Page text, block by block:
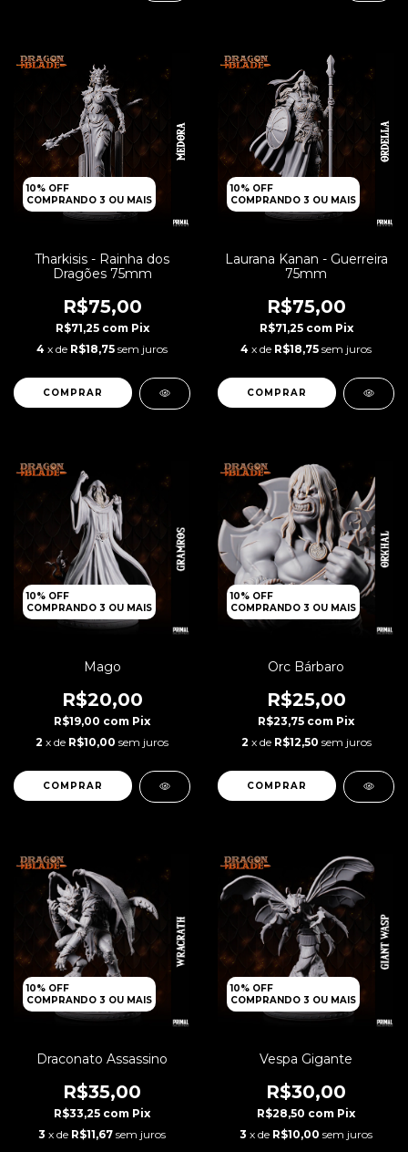
10% OFF
COMPRANDO 3 OU MAIS
Tharkisis - Rainha dos
Dragões 75mm
R$75,00
R$71,25 com Pix
4 x de R$18,75 sem juros
10% OFF
COMPRANDO 3 OU MAIS
Laurana Kanan - Guerreira
75mm
R$75,00
R$71,25 com Pix
4 x de R$18,75 sem juros
10% OFF
COMPRANDO 3 OU MAIS
Mago
R$20,00
R$19,00 com Pix
2 x de R$10,00 sem juros
COMPRAR
10% OFF
COMPRANDO 3 OU MAIS
Orc Bárbaro
R$25,00
R$23,75 com Pix
2 x de R$12,50 sem juros
10% OFF
COMPRANDO 3 OU MAIS
Draconato Assassino
R$35,00
R$33,25 com Pix
3 x de R$11,67 sem juros
10% OFF
COMPRANDO 3 OU MAIS
Vespa Gigante
R$30,00
R$28,50 com Pix
3 x de R$10,00 sem juros